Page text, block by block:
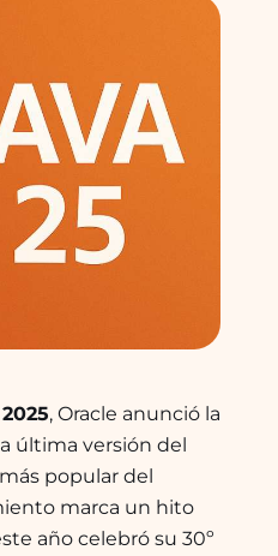
, Oracle anunció la
última versión del
popular del
marca un hito
año celebró su 30º